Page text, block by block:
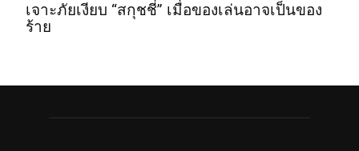
เจาะภัยเงียบ “สกุชชี่” เมื่อของเล่นอาจเป็นของ
ร้าย